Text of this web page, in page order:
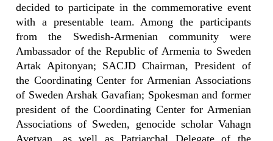
decided to participate in the commemorative event
with a presentable team. Among the participants
from the Swedish-Armenian community were
Ambassador of the Republic of Armenia to Sweden
Artak Apitonyan; SACJD Chairman, President of
the Coordinating Center for Armenian Associations
of Sweden Arshak Gavafian; Spokesman and former
president of the Coordinating Center for Armenian
Associations of Sweden, genocide scholar Vahagn
Avetyan, as well as Patriarchal Delegate of the